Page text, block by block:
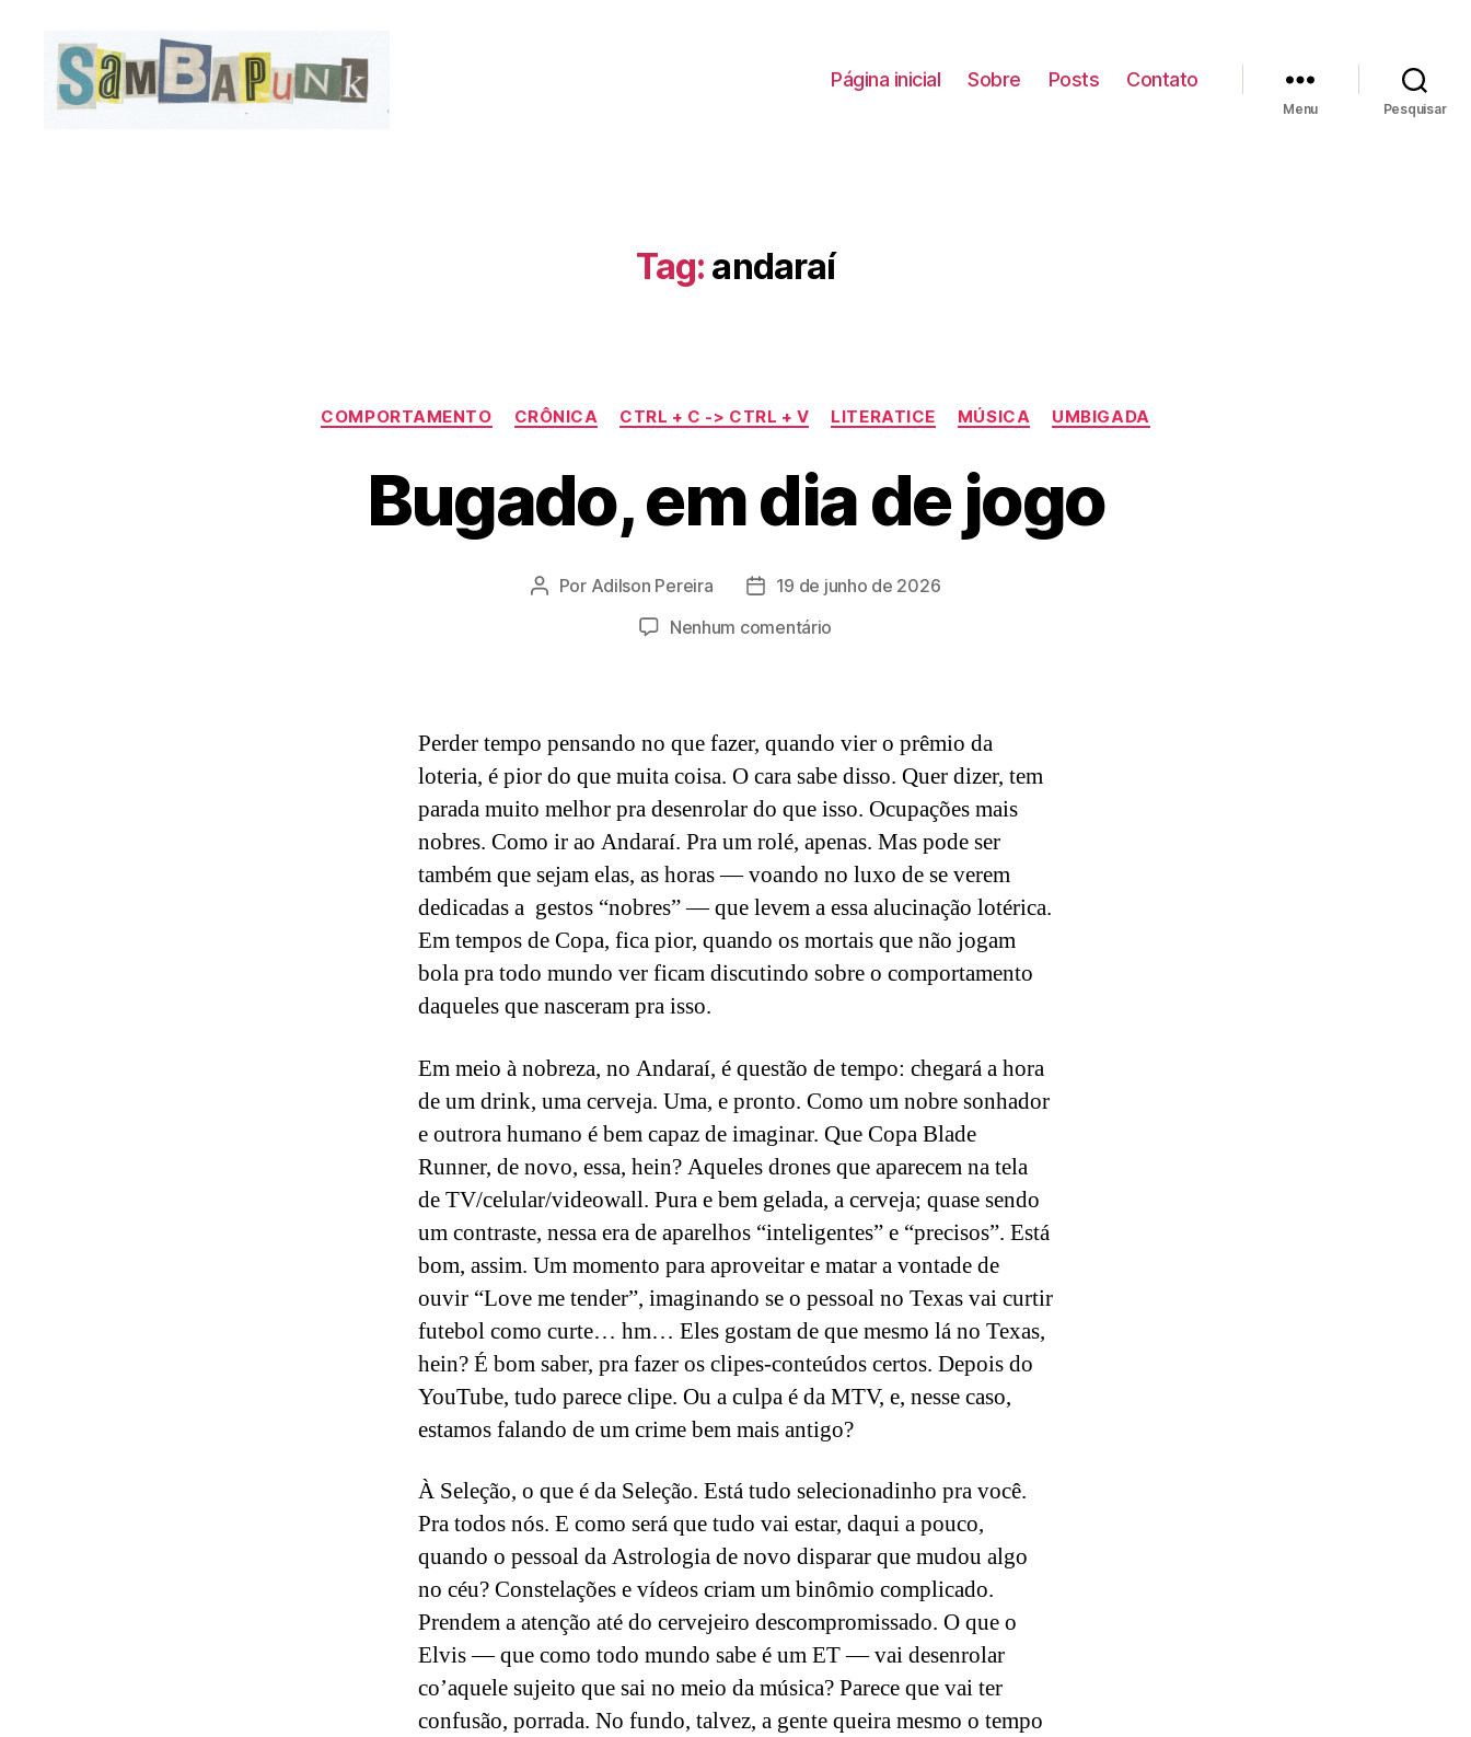
Página inicial Sobre Posts Contato
Menu Pesquisar
Tag: andaraí
Categorias
COMPORTAMENTO CRÔNICA CTRL + C -> CTRL + V LITERATICE MÚSICA UMBIGADA
Bugado, em dia de jogo
Autor
Por Adilson Pereira
Data
publicação
19 de junho de 2026
Nenhum comentário
jogo
Perder tempo pensando no que fazer, quando vier o prêmio da
loteria, é pior do que muita coisa. O cara sabe disso. Quer dizer, tem
parada muito melhor pra desenrolar do que isso. Ocupações mais
nobres. Como ir ao Andaraí. Pra um rolé, apenas. Mas pode ser
também que sejam elas, as horas — voando no luxo de se verem
dedicadas a gestos “nobres” — que levem a essa alucinação lotérica.
Em tempos de Copa, fica pior, quando os mortais que não jogam
bola pra todo mundo ver ficam discutindo sobre o comportamento
daqueles que nasceram pra isso.
Em meio à nobreza, no Andaraí, é questão de tempo: chegará a hora
de um drink, uma cerveja. Uma, e pronto. Como um nobre sonhador
e outrora humano é bem capaz de imaginar. Que Copa Blade
Runner, de novo, essa, hein? Aqueles drones que aparecem na tela
de TV/celular/videowall. Pura e bem gelada, a cerveja; quase sendo
um contraste, nessa era de aparelhos “inteligentes” e “precisos”. Está
bom, assim. Um momento para aproveitar e matar a vontade de
ouvir “Love me tender”, imaginando se o pessoal no Texas vai curtir
futebol como curte… hm… Eles gostam de que mesmo lá no Texas,
hein? É bom saber, pra fazer os clipes-conteúdos certos. Depois do
YouTube, tudo parece clipe. Ou a culpa é da MTV, e, nesse caso,
estamos falando de um crime bem mais antigo?
À Seleção, o que é da Seleção. Está tudo selecionadinho pra você.
Pra todos nós. E como será que tudo vai estar, daqui a pouco,
quando o pessoal da Astrologia de novo disparar que mudou algo
no céu? Constelações e vídeos criam um binômio complicado.
Prendem a atenção até do cervejeiro descompromissado. O que o
Elvis — que como todo mundo sabe é um ET — vai desenrolar
co’aquele sujeito que sai no meio da música? Parece que vai ter
confusão, porrada. No fundo, talvez, a gente queira mesmo o tempo